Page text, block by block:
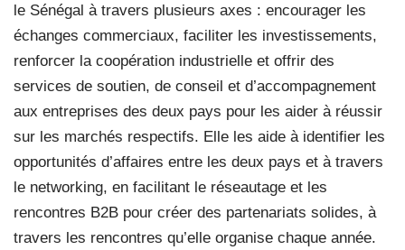
le Sénégal à travers plusieurs axes : encourager les
échanges commerciaux, faciliter les investissements,
renforcer la coopération industrielle et offrir des
services de soutien, de conseil et d’accompagnement
aux entreprises des deux pays pour les aider à réussir
sur les marchés respectifs. Elle les aide à identifier les
opportunités d’affaires entre les deux pays et à travers
le networking, en facilitant le réseautage et les
rencontres B2B pour créer des partenariats solides, à
travers les rencontres qu’elle organise chaque année.